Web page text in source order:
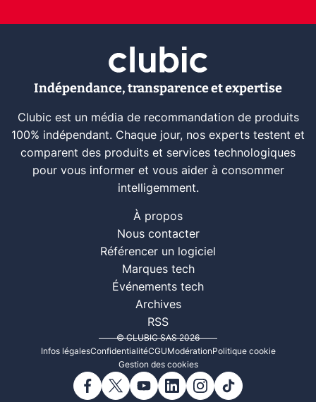
Indépendance, transparence et expertise
Clubic est un média de recommandation de produits
100% indépendant. Chaque jour, nos experts testent et
comparent des produits et services technologiques
pour vous informer et vous aider à consommer
intelligemment.
À propos
Nous contacter
Référencer un logiciel
Marques tech
Événements tech
Archives
RSS
© CLUBIC SAS 2026
Infos légalesConfidentialitéCGUModérationPolitique cookie
Gestion des cookies